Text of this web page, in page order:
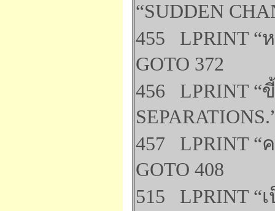
“SUDDEN
455 LPRINT “
GOTO 372
456 LPRINT “
457 LPRINT “
GOTO 408
515 LPRINT “